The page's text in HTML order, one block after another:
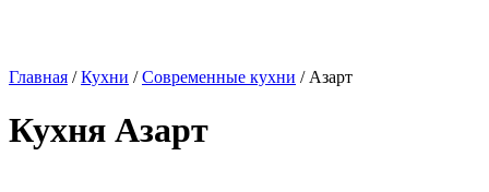
Главная /Кухни /Современные кухни / Азарт
Кухня Азарт